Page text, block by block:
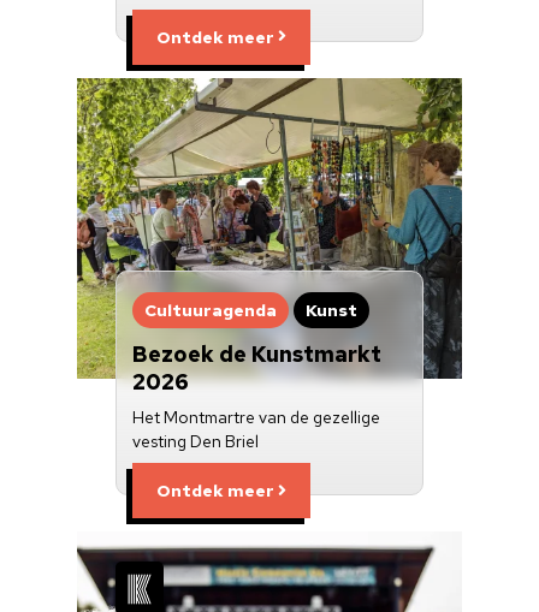
Ontdek meer
Cultuuragenda Kunst
Bezoek de Kunstmarkt
2026
Het Montmartre van de gezellige
vesting Den Briel
Ontdek meer
Doneren